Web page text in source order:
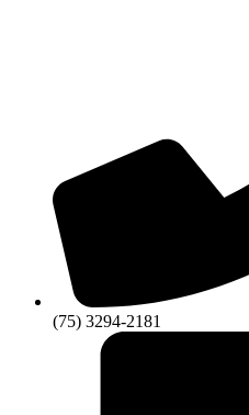
(75) 3294-2181